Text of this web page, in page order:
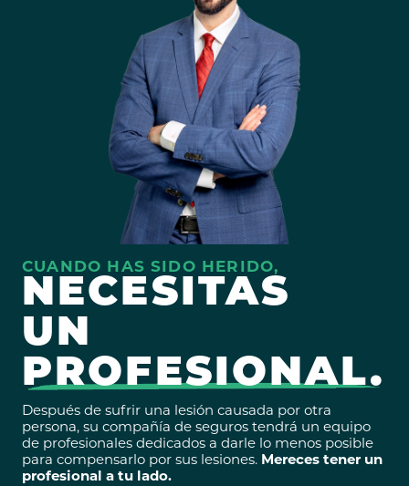
CUANDO HAS SIDO HERIDO,
NECESITAS
UN
PROFESIONAL.
Después de sufrir una lesión causada por otra
persona, su compañía de seguros tendrá un equipo
de profesionales dedicados a darle lo menos posible
para compensarlo por sus lesiones. Mereces tener un
profesional a tu lado.